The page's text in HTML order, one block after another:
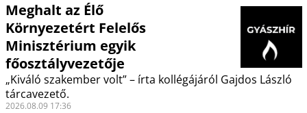
Meghalt az Élő
Környezetért Felelős
Minisztérium egyik
főosztályvezetője
„Kiváló szakember volt” – írta kollégájáról Gajdos László
tárcavezető.
2026.08.09 17:36